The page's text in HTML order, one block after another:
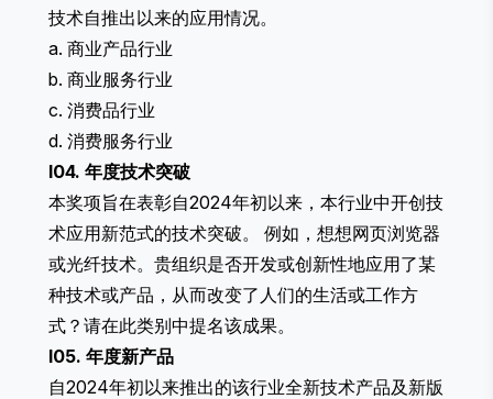
技术自推出以来的应用情况。
a. 商业产品行业
b. 商业服务行业
c. 消费品行业
d. 消费服务行业
I04. 年度技术突破
本奖项旨在表彰自2024年初以来，本行业中开创技
术应用新范式的技术突破。 例如，想想网页浏览器
或光纤技术。贵组织是否开发或创新性地应用了某
种技术或产品，从而改变了人们的生活或工作方
式？请在此类别中提名该成果。
I05. 年度新产品
自2024年初以来推出的该行业全新技术产品及新版